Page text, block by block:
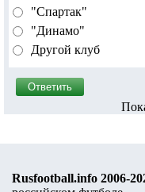
"Спартак"
"Динамо"
Другой клуб
Rusfootball.info 2006-